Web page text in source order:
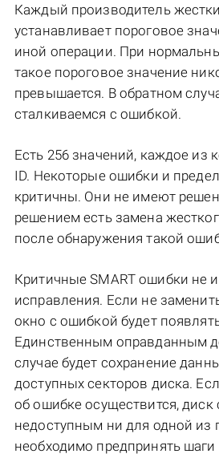
Каждый производитель
устанавливает пороговое
иной операции. При
такое пороговое значение
превышается. В обратном
сталкиваемся с ошибкой.
Есть 256 значений, каждое из
ID. Некоторые ошибки и
критичны. Они не имеют
решением есть замена
после обнаружения такой
Критичные SMART ошибки не
исправления. Если не
окно с ошибкой будет
Единственным оправданным
случае будет сохранение
доступных секторов диска.
об ошибке осуществится, диск
недоступным ни для одной из
необходимо предпринять